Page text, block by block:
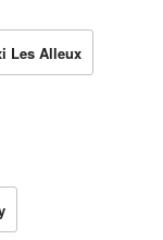
Les Alleux